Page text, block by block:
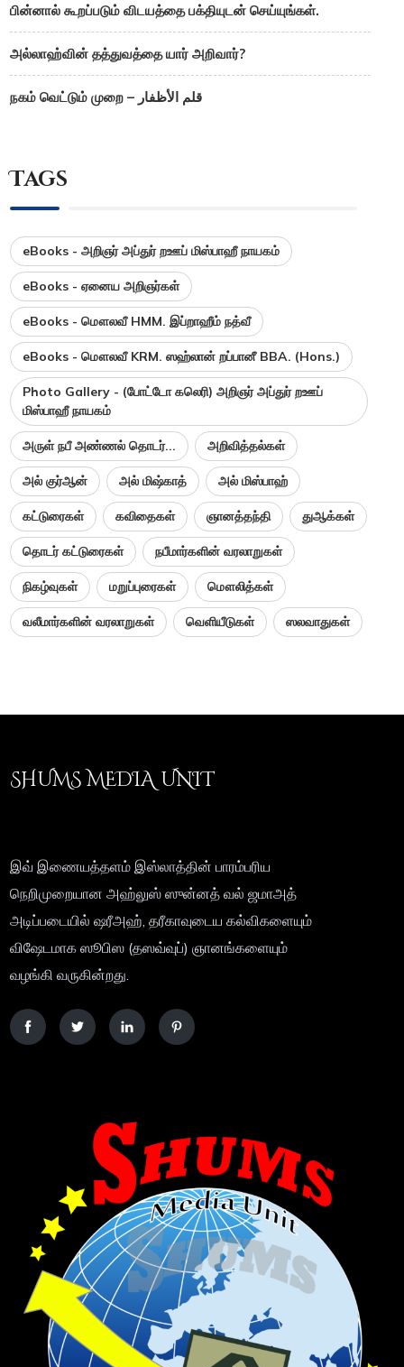
பின்னால் கூறப்படும் விடயத்தை பக்தியுடன் செய்யுங்கள்.
அல்லாஹ்வின் தத்துவத்தை யார் அறிவார்?
நகம் வெட்டும் முறை – قلم الأظفار
Tags
eBooks - அறிஞர் அப்துர் றஊப் மிஸ்பாஹீ நாயகம்
eBooks - ஏனைய அறிஞர்கள்
eBooks - மௌலவீ HMM. இப்றாஹீம் நத்வீ
eBooks - மௌலவீ KRM. ஸஹ்லான் றப்பானீ BBA. (Hons.)
Photo Gallery - (போட்டோ கலெரி) அறிஞர் அப்துர் றஊப்
மிஸ்பாஹீ நாயகம்
அருள் நபீ அண்ணல் தொடர்... அறிவித்தல்கள்
அல் குர்ஆன் அல் மிஷ்காத் அல் மிஸ்பாஹ்
கட்டுரைகள் கவிதைகள் ஞானத்தந்தி துஆக்கள்
தொடர் கட்டுரைகள் நபீமார்களின் வரலாறுகள்
நிகழ்வுகள் மறுப்புரைகள் மௌலித்கள்
வலீமார்களின் வரலாறுகள் வெளியீடுகள் ஸலவாதுகள்
SHUMS MEDIA UNIT
இவ் இணையத்தளம் இஸ்லாத்தின் பாரம்பரிய
நெறிமுறையான அஹ்லுஸ் ஸுன்னத் வல் ஜமாஅத்
அடிப்படையில் ஷரீஅஹ், தரீகாவுடைய கல்விகளையும்
விஷேடமாக ஸூபிஸ (தஸவ்வுப்) ஞானங்களையும்
வழங்கி வருகின்றது.